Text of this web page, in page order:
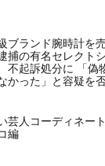
ブランド腕時計を
捕の有名セレクト
不起訴処分に 「偽
かった」と容疑を
芸人コーディネー
編